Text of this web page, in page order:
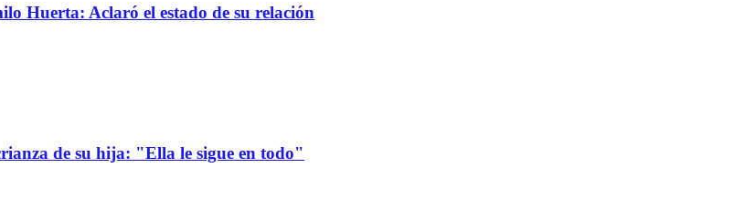
Huerta: Aclaró el estado de su relación
de su hija: "Ella le sigue en todo"